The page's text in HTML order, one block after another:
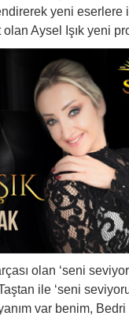
yeni eserlere
Aysel Işık yeni
olan ‘seni
ile ‘seni
var benim,